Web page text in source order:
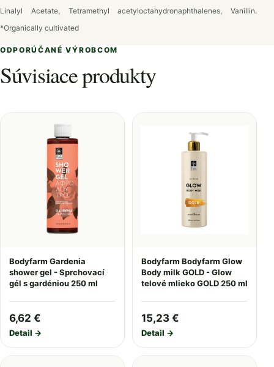
Linalyl Acetate, Tetramethyl acetyloctahydronaphthalenes, Vanillin.
*Organically cultivated
ODPORÚČANÉ VÝROBCOM
Súvisiace produkty
Bodyfarm Gardenia
shower gel - Sprchovací
gél s gardéniou 250 ml
6,62 €
Detail →
Bodyfarm Bodyfarm Glow
Body milk GOLD - Glow
telové mlieko GOLD 250 ml
15,23 €
Detail →